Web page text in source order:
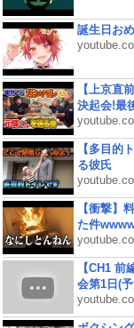
誕生日お
【上京直
決起会!最
【多目的
る彼氏
【衝撃】
た件
【CH1
会第1日(